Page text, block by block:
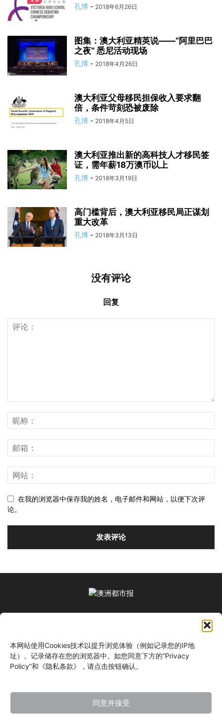
本网站使用Cookies技术以提升浏览体验（例如记录您的IP地
址）。记录储存在您的浏览器中。如您同意下方的“Privacy
Policy”和《隐私条款》，请点击按钮确认。
同意并接受
孔博 - 2018年6月26日
图集：澳大利亚精英说——“阿里巴巴
之夜” 悉尼活动现场
孔博 - 2018年4月26日
澳大利亚父母移民担保收入要求翻
倍，条件苛刻恐被废除
孔博 - 2018年4月5日
澳大利亚推出新的高科技人才移民签
证，需年薪18万澳币以上
孔博 - 2018年3月19日
高门槛背后，澳大利亚移民局正谋划
重大改革
孔博 - 2018年3月13日
没有评论
回复
在我的浏览器中保存我的姓名，电子邮件和网站，以便下次评
论。
关注我们